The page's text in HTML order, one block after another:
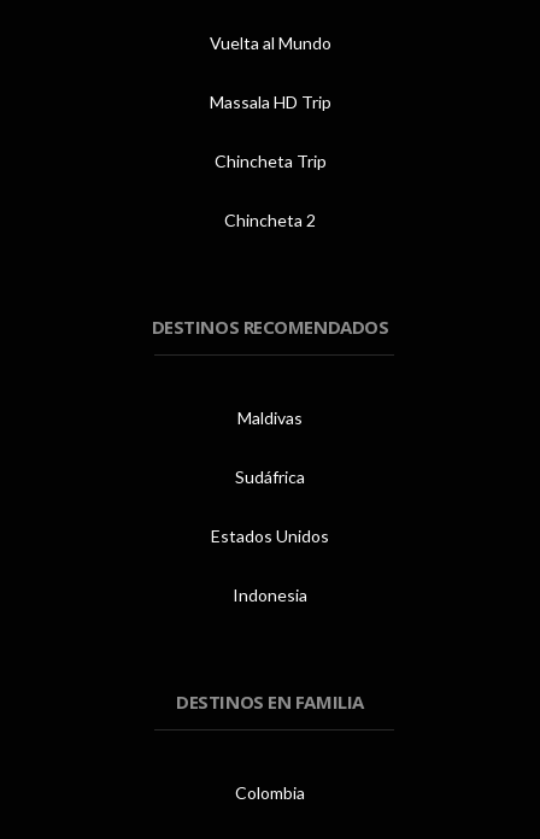
Vuelta al Mundo
Massala HD Trip
Chincheta Trip
Chincheta 2
DESTINOS RECOMENDADOS
Maldivas
Sudáfrica
Estados Unidos
Indonesia
DESTINOS EN FAMILIA
Colombia